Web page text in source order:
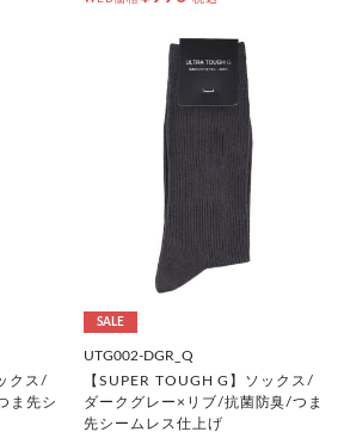
クス/
ま先シ
SALE
UTG002-DGR_Q
【SUPER TOUGH G】ソックス/
ダークグレー×リブ/抗菌防臭/つま
先シームレス仕上げ